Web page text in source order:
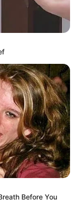
Before You